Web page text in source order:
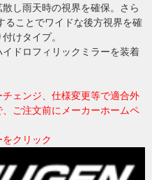
し雨天時の視界を確保。さら
ることでワイドな後方視界を確
けタイプ。
ドロフィリックミラーを装着
ェンジ、仕様変更等で適合外
ご注文前にメーカーホームペ
クリック